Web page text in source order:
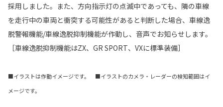
採用しました。また、方向指示灯の点滅中であっても、隣の車線
を走行中の車両と衝突する可能性があると判断した場合、車線逸
脱警報機能/車線逸脱抑制機能が作動し、音声でお知らせします。
［車線逸脱抑制機能はZX、GR SPORT、VXに標準装備］
■イラストは作動イメージです。 ■イラストのカメラ・レーダーの検知範囲はイ
メージです。